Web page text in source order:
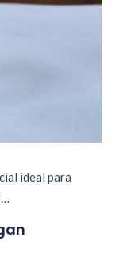
ideal para